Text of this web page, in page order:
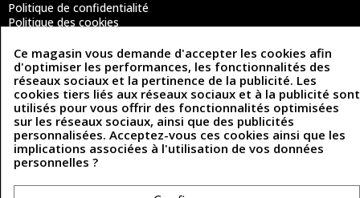
Politique de confidentialité
Politique des cookies
Coordonnées
493 Chemin de Catougnac
81300 Graulhet
05 63 34 51 88
contact@cuirenstock.com
Ce magasin vous demande d'accepter les cookies afin
d'optimiser les performances, les fonctionnalités des
réseaux sociaux et la pertinence de la publicité. Les
cookies tiers liés aux réseaux sociaux et à la publicité sont
utilisés pour vous offrir des fonctionnalités optimisées
sur les réseaux sociaux, ainsi que des publicités
personnalisées. Acceptez-vous ces cookies ainsi que les
implications associées à l'utilisation de vos données
personnelles ?